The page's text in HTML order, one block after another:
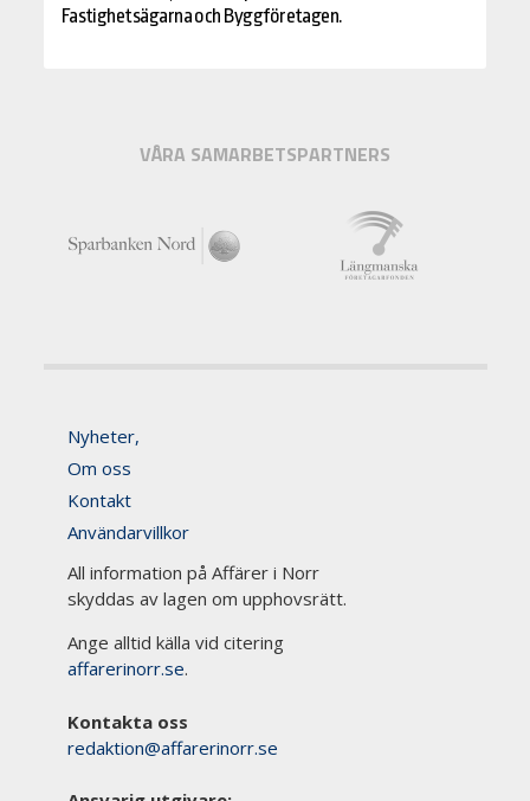
Fastighetsägarna och Byggföretagen.
VÅRA SAMARBETSPARTNERS
Nyheter,
Om oss
Kontakt
Användarvillkor
All information på Affärer i Norr
skyddas av lagen om upphovsrätt.
Ange alltid källa vid citering
affarerinorr.se.
Kontakta oss
redaktion@affarerinorr.se